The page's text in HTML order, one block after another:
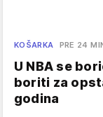
KOŠARKA PRE 24
U NBA se
boriti za
godina